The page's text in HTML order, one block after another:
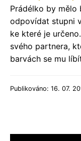
Prádélko by mělo
odpovídat stupni
ke které je
svého partnera,
barvách se mu
Publikováno: 16. 07.